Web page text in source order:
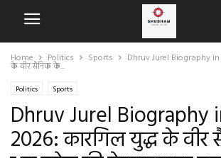
Home Politics Sports Dhruv Jurel Biography
के वीर सैनिक के...
Politics Sports
Dhruv Jurel Biography
2026: कारगिल युद्ध के